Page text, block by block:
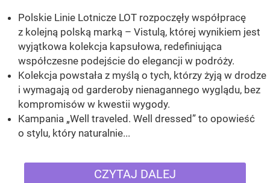
Polskie Linie Lotnicze LOT rozpoczęły współpracę
z kolejną polską marką – Vistulą, której wynikiem jest
wyjątkowa kolekcja kapsułowa, redefiniująca
współczesne podejście do elegancji w podróży.
Kolekcja powstała z myślą o tych, którzy żyją w drodze
i wymagają od garderoby nienagannego wyglądu, bez
kompromisów w kwestii wygody.
Kampania „Well traveled. Well dressed” to opowieść
o stylu, który naturalnie...
CZYTAJ DALEJ